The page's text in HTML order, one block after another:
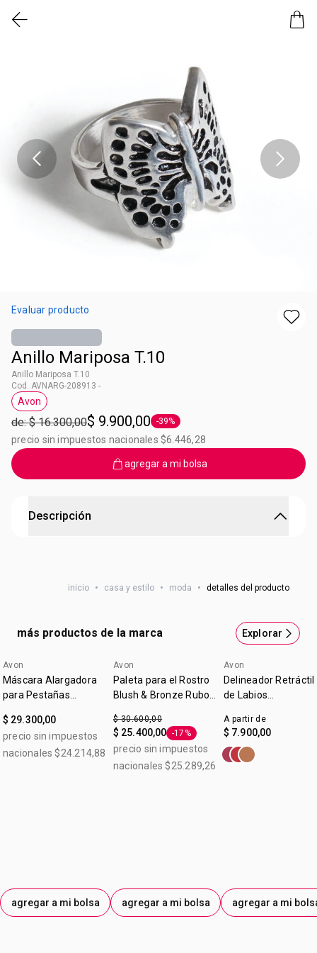
Evaluar producto
Anillo Mariposa T.10
Anillo Mariposa T.10
Cod. AVNARG-208913 -
Etiqueta Avon
Avon
de: $ 16.300,00$ 9.900,00 Etiqueta -39%
-39%
precio sin impuestos nacionales $6.446,28
agregar a mi bolsa
Descripción
inicio • casa y estilo • moda • detalles del producto
más productos de la marca Explorar
Avon
Máscara Alargadora
para Pestañas
$ 29.300,00
precio sin impuestos
nacionales $24.214,88
agregar a mi bolsa
Avon
Paleta para el Rostro
Blush & Bronze Rubor,
Bronceado 9 g
$ 30.600,00
$ 25.400,00 Etiqueta -17%
-17%
precio sin impuestos
nacionales $25.289,26
agregar a mi bolsa
Avon
Delineador Retráctil
de Labios
Color Malva
A partir de
$ 7.900,00
agregar a mi